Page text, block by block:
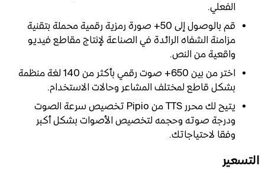
الفعلي.
قم بالوصول إلى 50+ صورة رمزية رقمية محملة بتقنية
مزامنة الشفاه الرائدة في الصناعة لإنتاج مقاطع فيديو
واقعية من النص.
اختر من بين 650+ صوت رقمي بأكثر من 140 لغة منظمة
بشكل قاطع لمختلف المشاعر وحالات الاستخدام.
يتيح لك محرر TTS من Pipio تخصيص سرعة الصوت
ودرجة صوته وحجمه لتخصيص الأصوات بشكل أكبر
وفقا لاحتياجاتك.
التسعير